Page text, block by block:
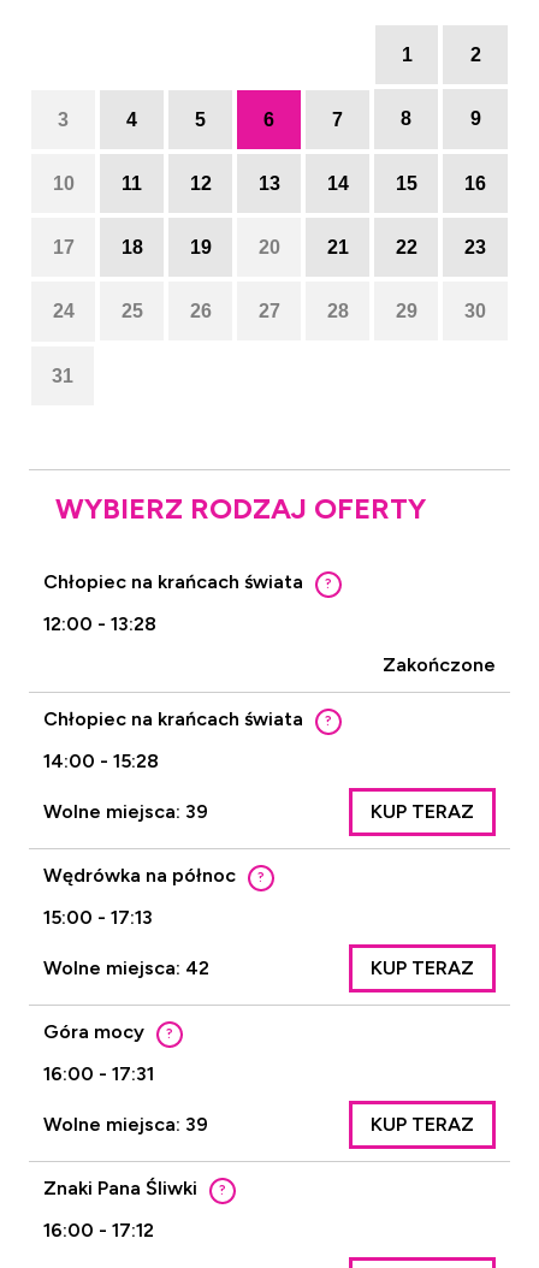
1 2
3 4 5 6 7 8 9
10 11 12 13 14 15 16
17 18 19 20 21 22 23
24 25 26 27 28 29 30
31
WYBIERZ RODZAJ OFERTY
Chłopiec na krańcach świata ?
12:00 - 13:28
Zakończone
Chłopiec na krańcach świata ?
14:00 - 15:28
Wolne miejsca: 39 KUP TERAZ
Wędrówka na północ ?
15:00 - 17:13
Wolne miejsca: 42 KUP TERAZ
Góra mocy ?
16:00 - 17:31
Wolne miejsca: 39 KUP TERAZ
Znaki Pana Śliwki ?
16:00 - 17:12